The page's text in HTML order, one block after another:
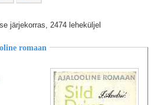
järjekorras, 2474 leheküljel
romaan